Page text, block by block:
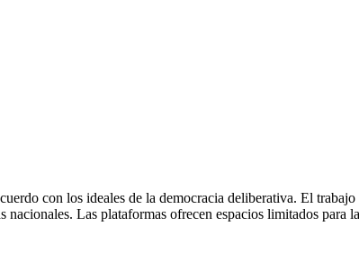
con los ideales de la democracia deliberativa. El trabajo
Las plataformas ofrecen espacios limitados para